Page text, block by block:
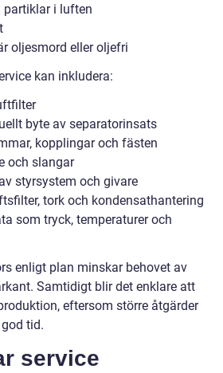
i luften
oljesmord eller oljefri
kan inkludera:
byte av separatorinsats
kopplingar och fästen
och slangar
styrsystem och givare
tork och kondensathantering
som tryck, temperaturer och
enligt plan minskar behovet av
Samtidigt blir det enklare att
eftersom större åtgärder
tid.
service